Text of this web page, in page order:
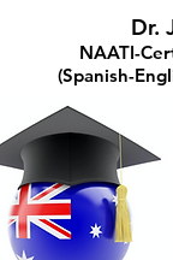
Dr.
NAATI-
(Spanish-